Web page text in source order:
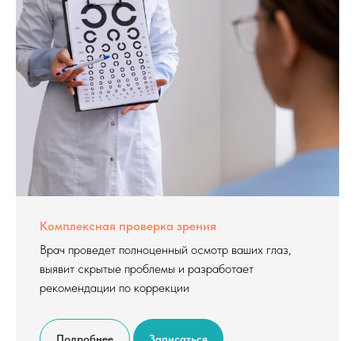
Комплексная проверка зрения
Врач проведет полноценный осмотр ваших глаз,
выявит скрытые проблемы и разработает
рекомендации по коррекции
Подробнее Записаться